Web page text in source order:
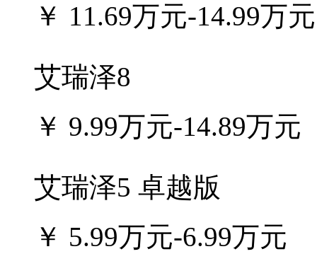
￥ 11.69万元-14.99万元
艾瑞泽8
￥ 9.99万元-14.89万元
艾瑞泽5 卓越版
￥ 5.99万元-6.99万元